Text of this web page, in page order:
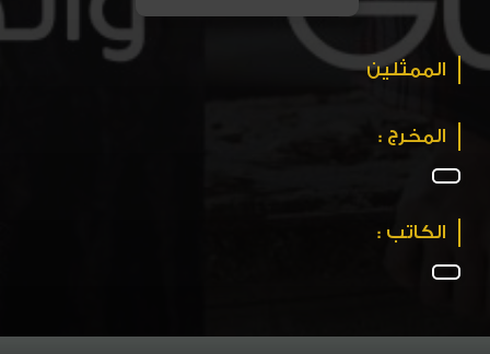
الممثلين
المخرج :
الكاتب :